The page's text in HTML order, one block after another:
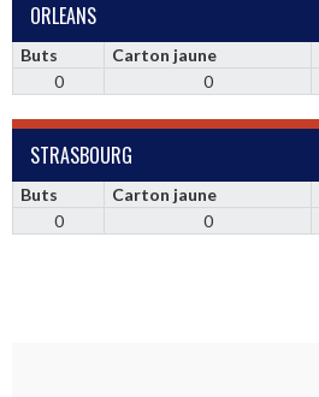
ORLEANS
Buts Carton jaune
0
0
STRASBOURG
Buts Carton jaune
0
0